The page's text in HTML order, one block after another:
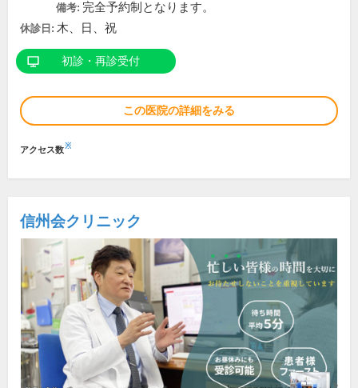
備考: 完全予約制となります。
休診日: 木、日、祝
初診・再診受付
この医院の詳細をみる
アクセス数※
信州会クリニック